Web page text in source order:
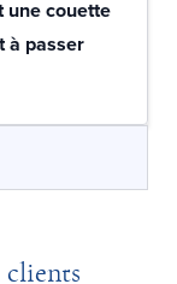
une couette
à passer
clients